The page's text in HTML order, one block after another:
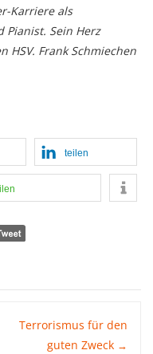
Karriere als
Pianist. Sein Herz
HSV. Frank Schmiechen
teilen
Terrorismus für den
guten Zweck →